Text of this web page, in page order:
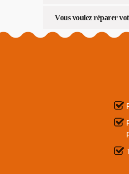
Vous voulez réparer